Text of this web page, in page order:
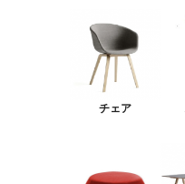
チェア
ラウンジチェア＆ソファ